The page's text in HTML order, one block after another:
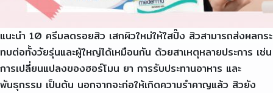
แนะนำ 10 ครีมลดรอยสิว เสกผิวใหม่ให้ใสปิ๊ง สิวสามารถส่งผลกระ
ทบต่อทั้งวัยรุ่นและผู้ใหญ่ได้เหมือนกัน ด้วยสาเหตุหลายประการ เช่น
การเปลี่ยนแปลงของฮอร์โมน ยา การรับประทานอาหาร และ
พันธุกรรม เป็นต้น นอกจากจะก่อให้เกิดความรำคาญแล้ว สิวยัง